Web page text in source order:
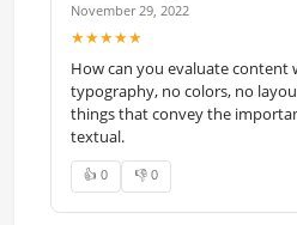
November 29, 2022
★★★★★
How can you evaluate content
typography, no colors, no
things that convey the
textual.
👍 0 👎 0